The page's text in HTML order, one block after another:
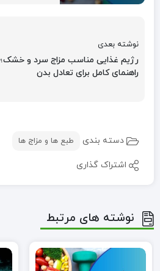
نوشته بعدی
رژیم غذایی مناسب مزاج سرد و خشک؛
راهنمای کامل برای تعادل بدن
دسته بندی طبع ها و مزاج ها
اشتراک گذاری
نوشته های مرتبط